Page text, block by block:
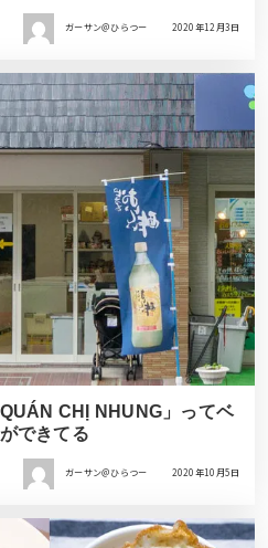
ガーサン＠ひらつー 2020年12月3日
CHỊ NHUNG」ってベ
できてる
ガーサン＠ひらつー 2020年10月5日